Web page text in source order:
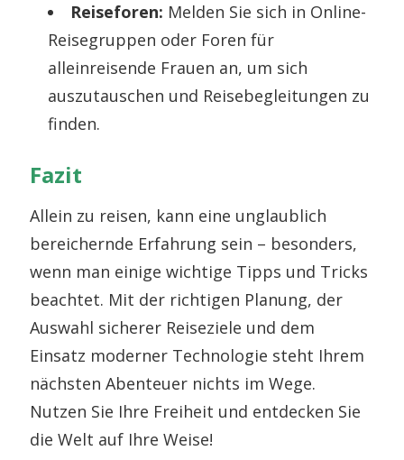
Reiseforen: Melden Sie sich in Online-
Reisegruppen oder Foren für
alleinreisende Frauen an, um sich
auszutauschen und Reisebegleitungen zu
finden.
Fazit
Allein zu reisen, kann eine unglaublich
bereichernde Erfahrung sein – besonders,
wenn man einige wichtige Tipps und Tricks
beachtet. Mit der richtigen Planung, der
Auswahl sicherer Reiseziele und dem
Einsatz moderner Technologie steht Ihrem
nächsten Abenteuer nichts im Wege.
Nutzen Sie Ihre Freiheit und entdecken Sie
die Welt auf Ihre Weise!